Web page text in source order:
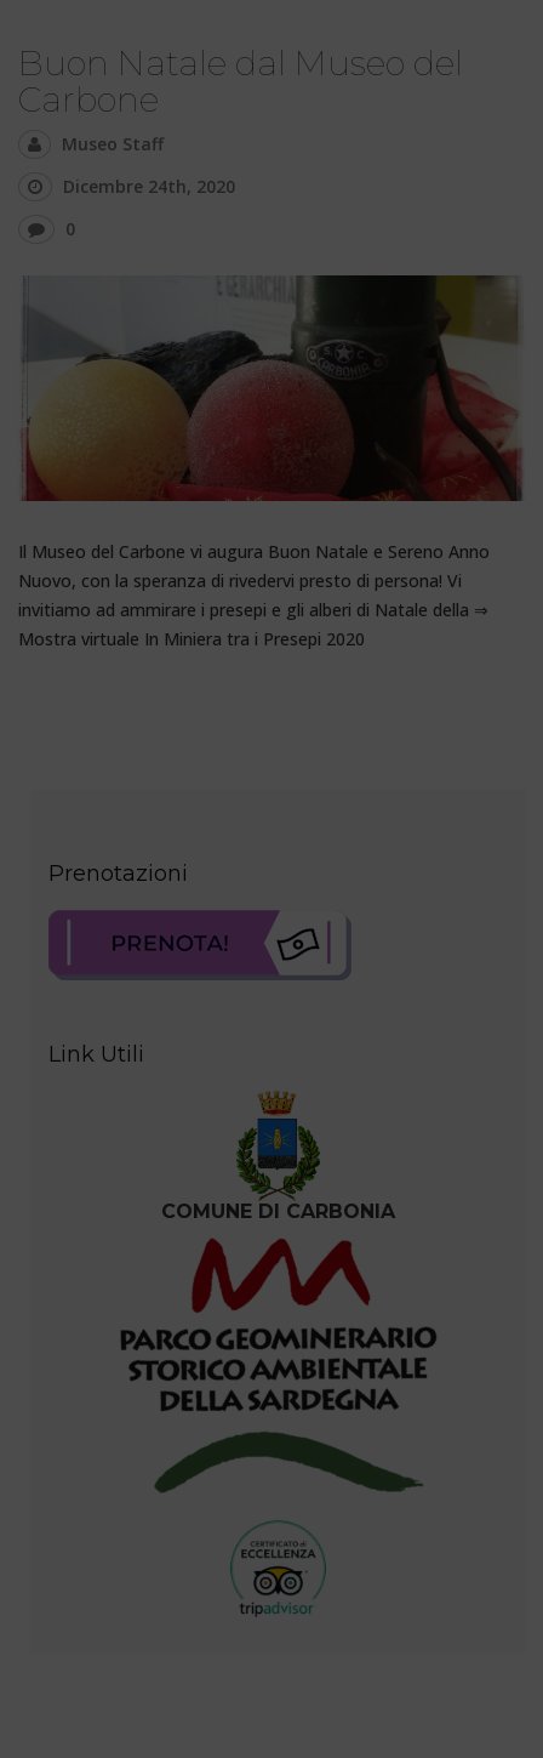
Buon Natale dal Museo del
Carbone
Museo Staff
Dicembre 24th, 2020
0
Il Museo del Carbone vi augura Buon Natale e Sereno Anno
Nuovo, con la speranza di rivedervi presto di persona! Vi
invitiamo ad ammirare i presepi e gli alberi di Natale della ⇒
Mostra virtuale In Miniera tra i Presepi 2020
Prenotazioni
Link Utili
COMUNE DI CARBONIA